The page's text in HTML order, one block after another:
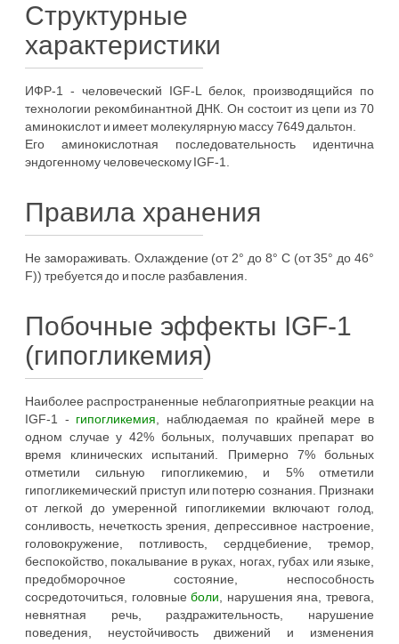
Структурные
характеристики
ИФР-1 - человеческий IGF-L белок, производящийся по
технологии рекомбинантной ДНК. Он состоит из цепи из 70
аминокислот и имеет молекулярную массу 7649 дальтон.
Его аминокислотная последовательность идентична
эндогенному человеческому IGF-1.
Правила хранения
Не замораживать. Охлаждение (от 2° до 8° С (от 35° до 46°
F)) требуется до и после разбавления.
Побочные эффекты IGF-1
(гипогликемия)
Наиболее распространенные неблагоприятные реакции на
IGF-1 - гипогликемия, наблюдаемая по крайней мере в
одном случае у 42% больных, получавших препарат во
время клинических испытаний. Примерно 7% больных
отметили сильную гипогликемию, и 5% отметили
гипогликемический приступ или потерю сознания. Признаки
от легкой до умеренной гипогликемии включают голод,
сонливость, нечеткость зрения, депрессивное настроение,
головокружение, потливость, сердцебиение, тремор,
беспокойство, покалывание в руках, ногах, губах или языке,
предобморочное состояние, неспособность
сосредоточиться, головныеболи, нарушения яна, тревога,
невнятная речь, раздражительность, нарушение
поведения, неустойчивость движений и изменения